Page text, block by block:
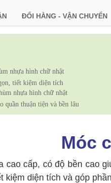
ĐỔI HÀNG - VẬN CHUYỂN
nhựa hình chữ nhật
tiết kiệm diện tích
nhựa hình chữ nhật
quần thuận tiện và bền lâu
Móc
cấp, có độ bền cao
kiệm diện tích và góp